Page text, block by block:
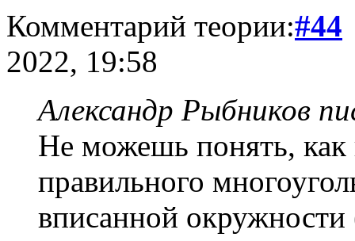
Комментарий теории:#44
2022, 19:58
Александр Рыбников
Не можешь понять, как
правильного
вписанной